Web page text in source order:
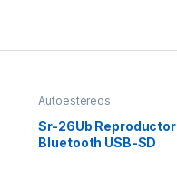
Autoestereos
Sr-26Ub Reproductor
Bluetooth USB-SD